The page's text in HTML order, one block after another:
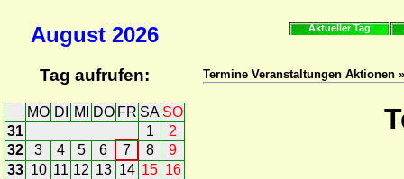
August 2026
Tag aufrufen:
MO DI MI DO FR SA SO
31
1
2
32
3 4 5 6 7 8
9
33 10 11 12 13 14 15 16
Aktueller Tag
Termine Veranstaltungen Aktionen